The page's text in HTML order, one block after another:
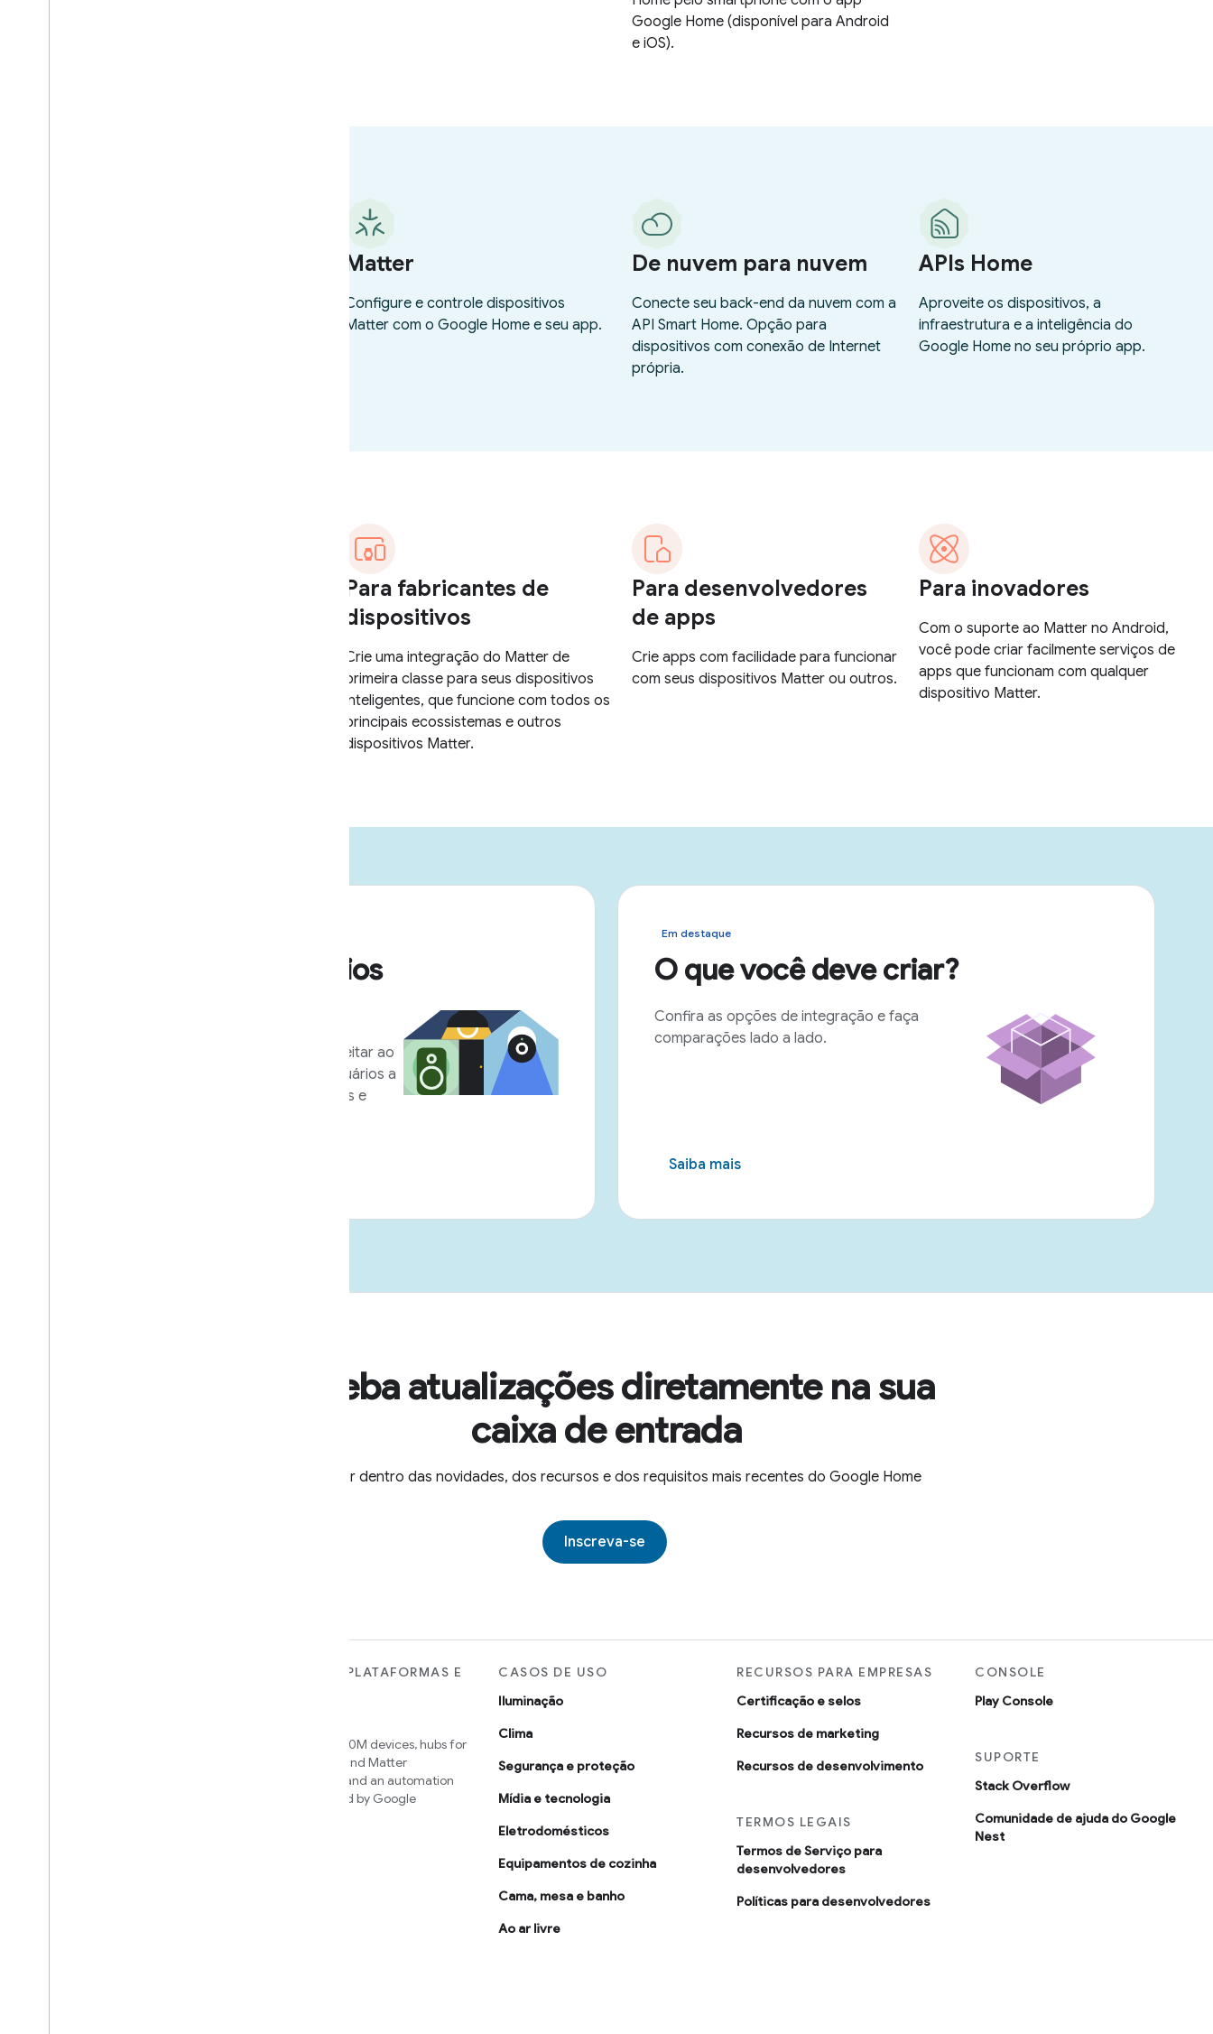
Recursos de negócios
Ferramentas e programas para aproveitar ao
máximo sua integração e ajudar os usuários a
aproveitar ao máximo seus dispositivos e
Em destaque
O que você deve criar?
Confira as opções de integração e faça
comparações lado a lado.
Saiba mais
Receba atualizações diretamente na sua
caixa de entrada
Fique por dentro das novidades, dos recursos e dos requisitos mais recentes do Google Home
Inscreva-se
PARA APPS, PLATAFORMAS E
Access over 600M devices, hubs for
Google Home and Matter
infrastructure, and an automation
engine powered by Google
CASOS DE USO
Iluminação
Clima
Segurança e proteção
Mídia e tecnologia
Eletrodomésticos
Equipamentos de cozinha
Cama, mesa e banho
Ao ar livre
RECURSOS PARA EMPRESAS
Certificação e selos
Recursos de marketing
Recursos de desenvolvimento
TERMOS LEGAIS
Termos de Serviço para
desenvolvedores
Políticas para desenvolvedores
CONSOLE
Play Console
SUPORTE
Stack Overflow
Comunidade de ajuda do Google
Nest